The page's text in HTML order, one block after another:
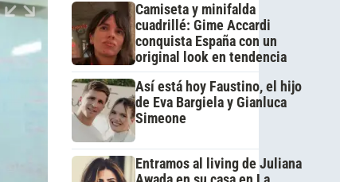
Camiseta y minifalda
cuadrillé: Gime Accardi
conquista España con un
original look en tendencia
Así está hoy Faustino, el hijo
de Eva Bargiela y Gianluca
Simeone
Entramos al living de Juliana